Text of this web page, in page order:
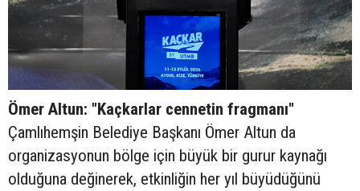
Ömer Altun: "Kaçkarlar cennetin fragmanı"
Çamlıhemşin Belediye Başkanı Ömer Altun da
organizasyonun bölge için büyük bir gurur kaynağı
olduğuna değinerek, etkinliğin her yıl büyüdüğünü